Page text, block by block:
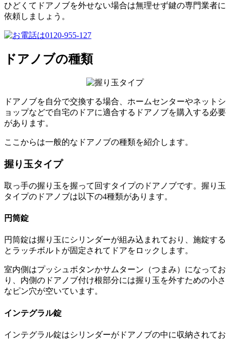
ひどくてドアノブを外せない場合は無理せず鍵の専門業者に
依頼しましょう。
ドアノブの種類
ドアノブを自分で交換する場合、ホームセンターやネットシ
ョップなどで自宅のドアに適合するドアノブを購入する必要
があります。
ここからは一般的なドアノブの種類を紹介します。
握り玉タイプ
取っ手の握り玉を握って回すタイプのドアノブです。握り玉
タイプのドアノブは以下の4種類があります。
円筒錠
円筒錠は握り玉にシリンダーが組み込まれており、施錠する
とラッチボルトが固定されてドアをロックします。
室内側はプッシュボタンかサムターン（つまみ）になってお
り、内側のドアノブ付け根部分には握り玉を外すための小さ
なピン穴が空いています。
インテグラル錠
インテグラル錠はシリンダーがドアノブの中に収納されてお